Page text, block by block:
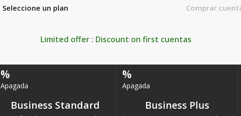
Seleccione un plan Comprar
Limited offer : Discount on first cuentas
%
Apagada
Business Standard
%
Apagada
Business Plus